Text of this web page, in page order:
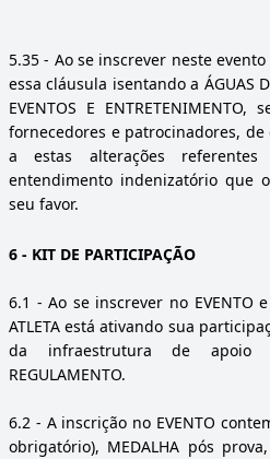
5.35- Ao se inscrever neste
essa cláusula isentando a ÁGUAS
EVENTOS E
fornecedores e patrocinadores,
a estas alterações
entendimento indenizatório que
seu favor.
6 - KIT DE PARTICIPAÇÃO
6.1 - Ao se inscrever no EVENTO
ATLETA está ativando sua
da infraestrutura de apoio
REGULAMENTO.
6.2 - A inscrição no EVENTO
obrigatório), MEDALHA pós